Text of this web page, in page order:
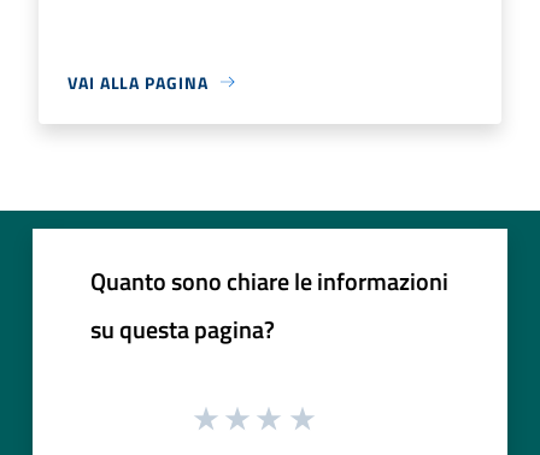
VAI ALLA PAGINA
Quanto sono chiare le informazioni
su questa pagina?